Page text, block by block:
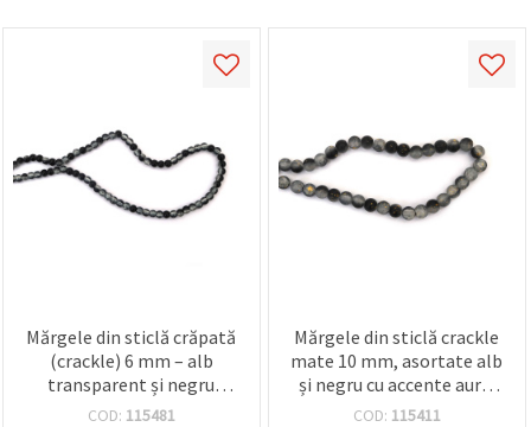
Mărgele din sticlă crăpată
(crackle) 6 mm – alb
transparent și negru
(mix), gaură 1 mm, șirag
COD: 115481
Mărgele din sticlă crackle
mate 10 mm, asortate alb
și negru cu accente aurii,
gaură 1 mm, ~85 buc. –
COD: 115411